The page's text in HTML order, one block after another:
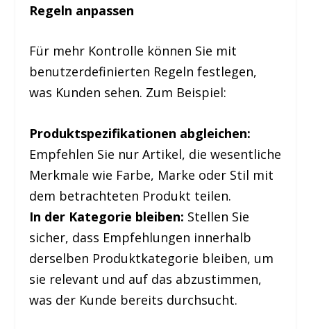
Regeln anpassen
Für mehr Kontrolle können Sie mit
benutzerdefinierten Regeln festlegen,
was Kunden sehen. Zum Beispiel:
Produktspezifikationen abgleichen:
Empfehlen Sie nur Artikel, die wesentliche
Merkmale wie Farbe, Marke oder Stil mit
dem betrachteten Produkt teilen.
In der Kategorie bleiben: Stellen Sie
sicher, dass Empfehlungen innerhalb
derselben Produktkategorie bleiben, um
sie relevant und auf das abzustimmen,
was der Kunde bereits durchsucht.